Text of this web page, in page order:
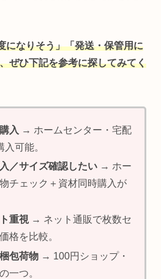
になりそう」「発送・保管用に
ぜひ下記を参考に探してみてく
入 → ホームセンター・宅配
可能。
／サイズ確認したい → ホー
チェック＋資材同時購入が
重視 → ネット通販で枚数セ
格を比較。
包荷物 → 100円ショップ・
一つ。